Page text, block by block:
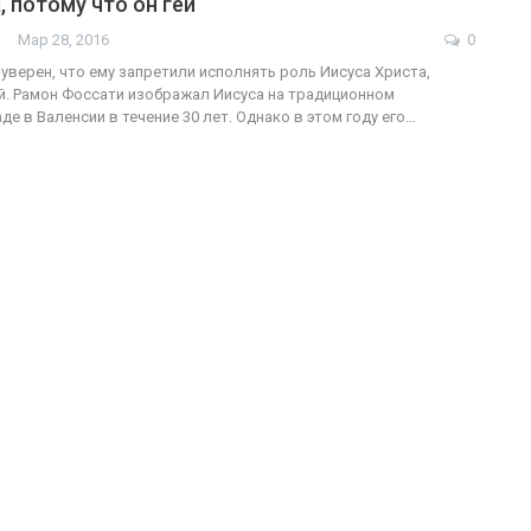
Мар 28, 2016
0
что ему запретили исполнять роль Иисуса Христа,
Рамон Фоссати изображал Иисуса на традиционном
в Валенсии в течение 30 лет. Однако в этом году его…
ФОТО
В Берлине отпраздновали